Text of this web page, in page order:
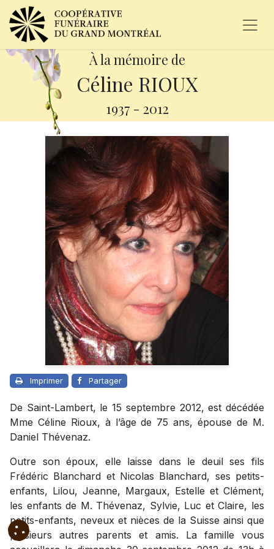
À la mémoire de
Céline RIOUX
1937 - 2012
Imprimer Partager
De Saint-Lambert, le 15 septembre 2012, est décédée
Mme Céline Rioux, à l’âge de 75 ans, épouse de M.
Daniel Thévenaz.
Outre son époux, elle laisse dans le deuil ses fils
Frédéric Blanchard et Nicolas Blanchard, ses petits-
enfants, Lilou, Jeanne, Margaux, Estelle et Clément,
les enfants de M. Thévenaz, Sylvie, Luc et Claire, les
petits-enfants, neveux et nièces de la Suisse ainsi que
plusieurs autres parents et amis. La famille vous